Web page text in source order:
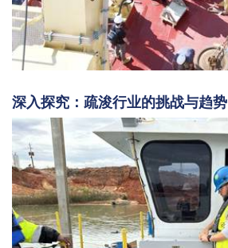
深入探究：疏浚行业的挑战与趋势